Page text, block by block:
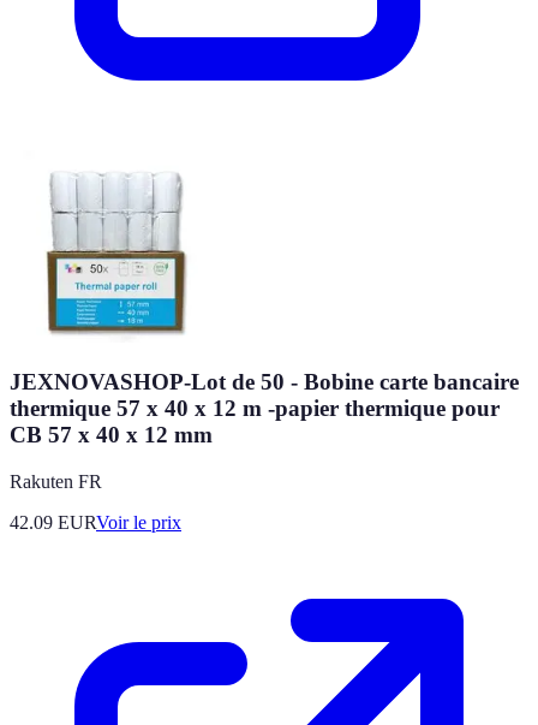
JEXNOVASHOP-Lot de 50 - Bobine carte bancaire
thermique 57 x 40 x 12 m -papier thermique pour
CB 57 x 40 x 12 mm
Rakuten FR
42.09 EURVoir le prix